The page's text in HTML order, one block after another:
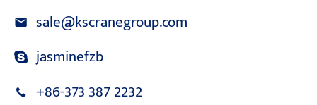
sale@kscranegroup.com
jasminefzb
+86-373 387 2232